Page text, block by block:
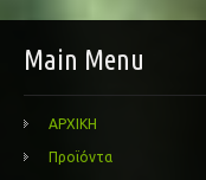
Main Menu
ΑΡΧΙΚΗ
Προϊόντα